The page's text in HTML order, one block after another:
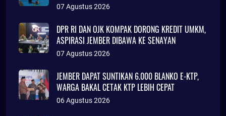
07 Agustus 2026
DPR RI DAN OJK KOMPAK DORONG KREDIT UMKM,
ASPIRASI JEMBER DIBAWA KE SENAYAN
07 Agustus 2026
JEMBER DAPAT SUNTIKAN 6.000 BLANKO E-KTP,
WARGA BAKAL CETAK KTP LEBIH CEPAT
06 Agustus 2026